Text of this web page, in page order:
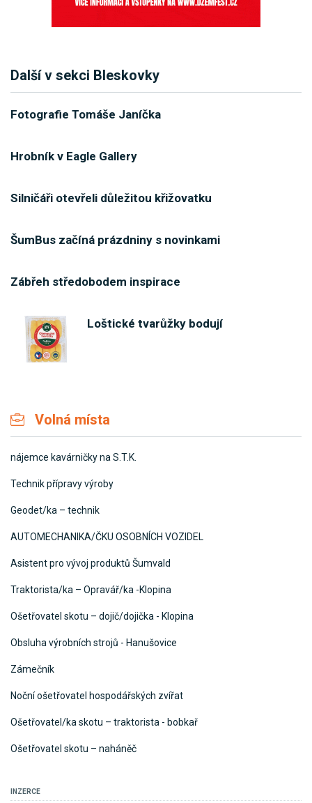
Další v sekci Bleskovky
Fotografie Tomáše Janíčka
Hrobník v Eagle Gallery
Silničáři otevřeli důležitou křižovatku
ŠumBus začíná prázdniny s novinkami
Zábřeh středobodem inspirace
Loštické tvarůžky bodují
Volná místa
nájemce kavárničky na S.T.K.
Technik přípravy výroby
Geodet/ka – technik
AUTOMECHANIKA/ČKU OSOBNÍCH VOZIDEL
Asistent pro vývoj produktů Šumvald
Traktorista/ka – Opravář/ka -Klopina
Ošetřovatel skotu – dojič/dojička - Klopina
Obsluha výrobních strojů - Hanušovice
Zámečník
Noční ošetřovatel hospodářských zvířat
Ošetřovatel/ka skotu – traktorista - bobkař
Ošetřovatel skotu – naháněč
INZERCE